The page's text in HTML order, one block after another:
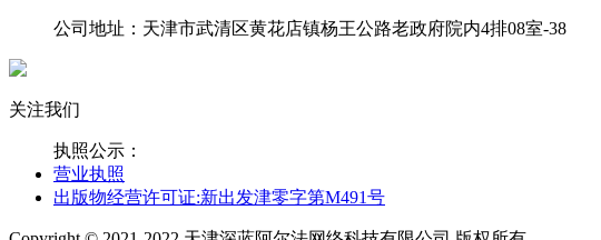
公司地址：天津市武清区黄花店镇杨王公路老政府院内4排08室-38
关注我们
执照公示：
营业执照
出版物经营许可证:新出发津零字第M491号